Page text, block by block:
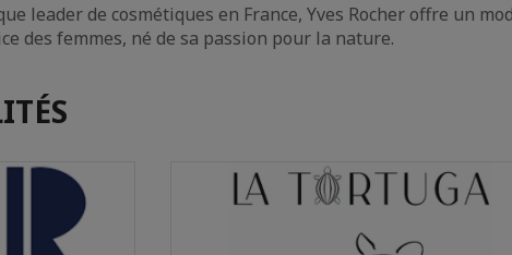
leader de cosmétiques en France, Yves Rocher offre un
des femmes, né de sa passion pour la nature.